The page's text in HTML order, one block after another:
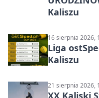
Kaliszu
16 sierpnia 2026,
Liga
Kaliszu
21 sierpnia 2026,